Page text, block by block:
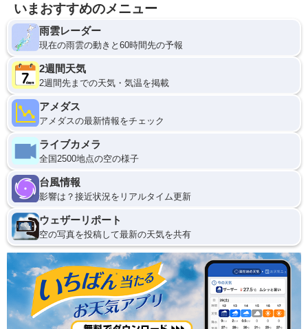
いまおすすめのメニュー
雨雲レーダー
現在の雨雲の動きと60時間先の予報
2週間天気
2週間先までの天気・気温を掲載
アメダス
アメダスの最新情報をチェック
ライブカメラ
全国2500地点の空の様子
台風情報
影響は？接近状況をリアルタイム更新
ウェザーリポート
空の写真を投稿して最新の天気を共有